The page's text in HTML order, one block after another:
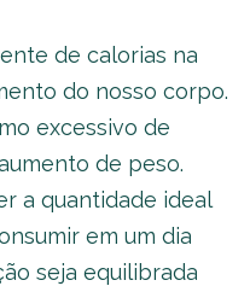
de calorias na
do nosso corpo.
excessivo de
de peso.
a quantidade ideal
em um dia
seja equilibrada